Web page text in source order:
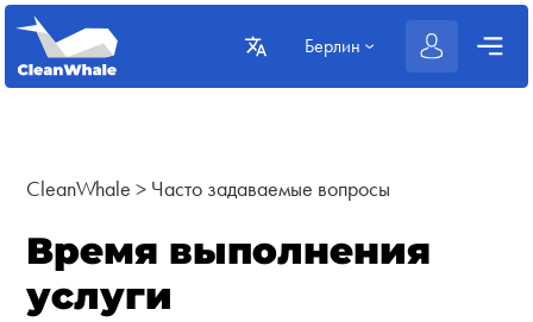
Берлин
CleanWhale > Часто задаваемые вопросы
Время выполнения
услуги